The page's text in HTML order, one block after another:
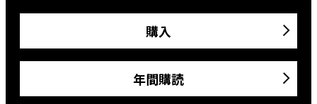
購入
年間購読